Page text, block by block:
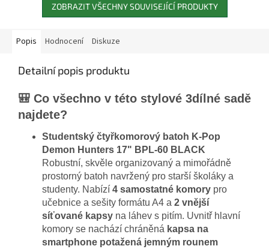
ZOBRAZIT VŠECHNY SOUVISEJÍCÍ PRODUKTY
Popis Hodnocení Diskuze
Detailní popis produktu
🎒 Co všechno v této stylové 3dílné sadě
najdete?
Studentský čtyřkomorový batoh K-Pop
Demon Hunters 17" BPL-60 BLACK
Robustní, skvěle organizovaný a mimořádně
prostorný batoh navržený pro starší školáky a
studenty. Nabízí 4 samostatné komory pro
učebnice a sešity formátu A4 a 2 vnější
síťované kapsy na láhev s pitím. Uvnitř hlavní
komory se nachází chráněná kapsa na
smartphone potažená jemným rounem